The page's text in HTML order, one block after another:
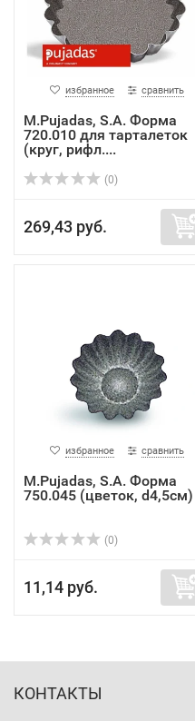
избранное сравнить
M.Pujadas, S.A. Форма
720.010 для тарталеток
(круг, рифл....
(0)
269,43 руб.
избранное сравнить
M.Pujadas, S.A. Форма
750.045 (цветок, d4,5см)
(0)
11,14 руб.
КОНТАКТЫ